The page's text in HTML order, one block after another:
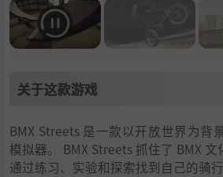
关于这款游戏
BMX Streets 是一款以开放世界为背
模拟器。 BMX Streets 抓住了 BMX
通过练习、实验和探索找到自己的骑行